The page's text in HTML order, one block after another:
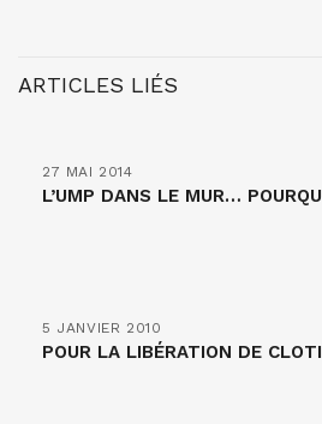
ARTICLES LIÉS
27 MAI 2014
L’UMP DANS LE MUR…
5 JANVIER 2010
POUR LA LIBÉRATION DE